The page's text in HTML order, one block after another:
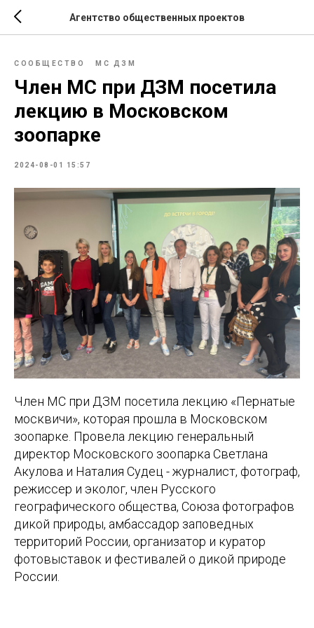
Агентство общественных проектов
СООБЩЕСТВО МС ДЗМ
Член МС при ДЗМ посетила
лекцию в Московском
зоопарке
2024-08-01 15:57
Член МС при ДЗМ посетила лекцию «Пернатые
москвичи», которая прошла в Московском
зоопарке. Провела лекцию генеральный
директор Московского зоопарка Светлана
Акулова и Наталия Судец - журналист, фотограф,
режиссер и эколог, член Русского
географического общества, Союза фотографов
дикой природы, амбассадор заповедных
территорий России, организатор и куратор
фотовыставок и фестивалей о дикой природе
России.